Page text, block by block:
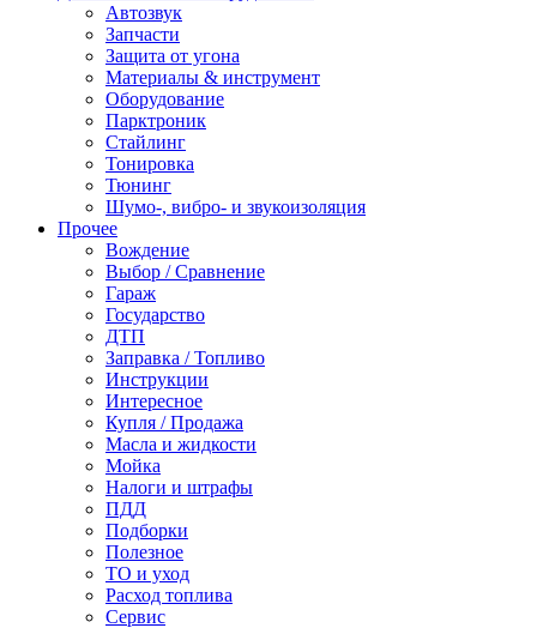
Автозвук
Запчасти
Защита от угона
Материалы & инструмент
Оборудование
Парктроник
Стайлинг
Тонировка
Тюнинг
Шумо-, вибро- и звукоизоляция
Прочее
Вождение
Выбор / Сравнение
Гараж
Государство
ДТП
Заправка / Топливо
Инструкции
Интересное
Купля / Продажа
Масла и жидкости
Мойка
Налоги и штрафы
ПДД
Подборки
Полезное
ТО и уход
Расход топлива
Сервис